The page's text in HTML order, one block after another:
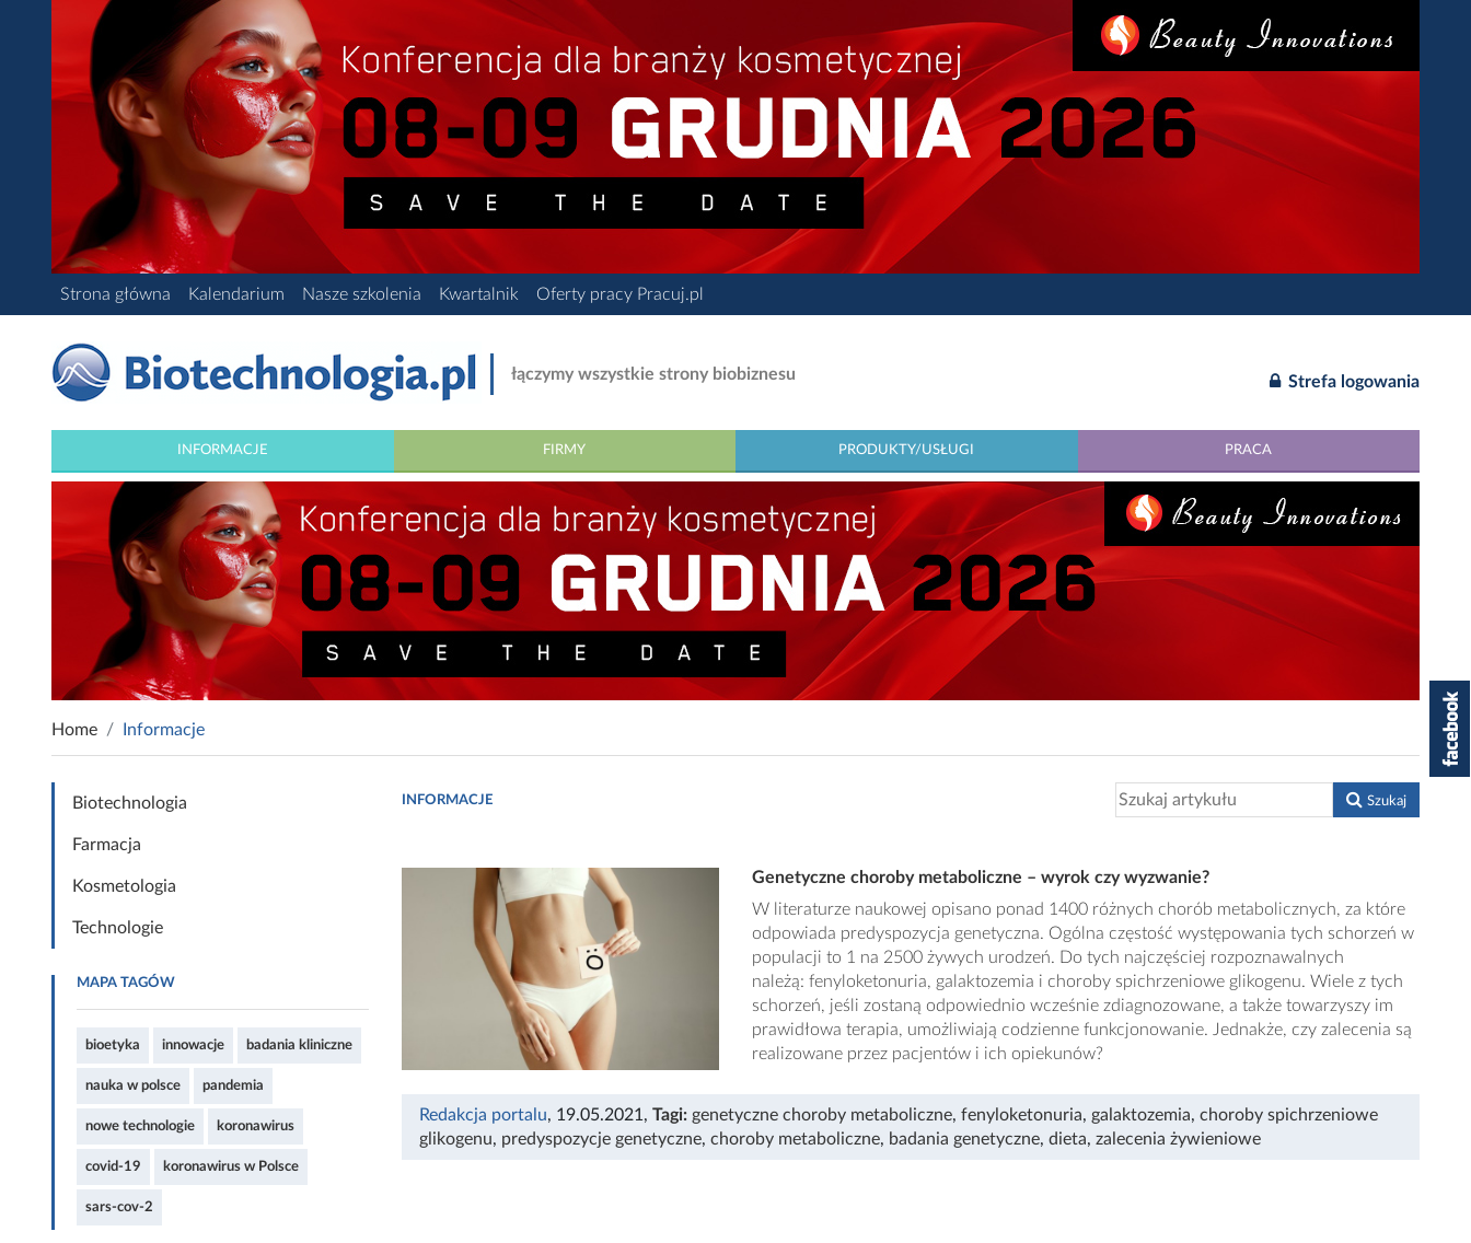
Strona główna Kalendarium Nasze szkolenia Kwartalnik Oferty pracy Pracuj.pl
łączymy wszystkie strony biobiznesu Strefa logowania
INFORMACJE FIRMY PRODUKTY/USŁUGI PRACA
Home Informacje
Biotechnologia
Farmacja
Kosmetologia
Technologie
MAPA TAGÓW
bioetyka innowacje badania kliniczne
nauka w polsce pandemia
nowe technologie koronawirus
covid-19 koronawirus w Polsce
sars-cov-2
INFORMACJE Szukaj
Genetyczne choroby metaboliczne – wyrok czy wyzwanie?
W literaturze naukowej opisano ponad 1400 różnych chorób metabolicznych, za które
odpowiada predyspozycja genetyczna. Ogólna częstość występowania tych schorzeń w
populacji to 1 na 2500 żywych urodzeń. Do tych najczęściej rozpoznawalnych
należą: fenyloketonuria, galaktozemia i choroby spichrzeniowe glikogenu. Wiele z tych
schorzeń, jeśli zostaną odpowiednio wcześnie zdiagnozowane, a także towarzyszy im
prawidłowa terapia, umożliwiają codzienne funkcjonowanie. Jednakże, czy zalecenia są
realizowane przez pacjentów i ich opiekunów?
Redakcja portalu, 19.05.2021 , Tagi: genetyczne choroby metaboliczne, fenyloketonuria, galaktozemia, choroby spichrzeniowe
glikogenu, predyspozycje genetyczne, choroby metaboliczne, badania genetyczne, dieta, zalecenia żywieniowe